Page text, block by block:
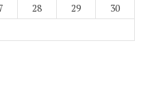
28 29
30